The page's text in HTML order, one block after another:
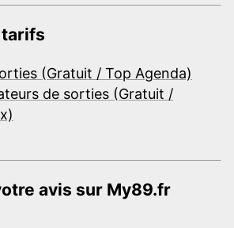
(Gratuit / Top Agenda)
de sorties (Gratuit /
avis sur My89.fr